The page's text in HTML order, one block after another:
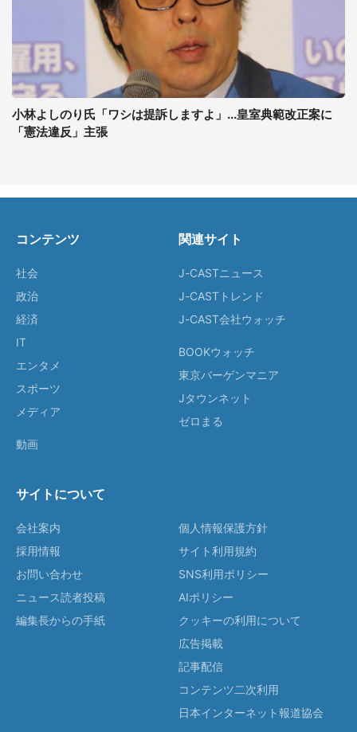
小林よしのり氏「ワシは提訴しますよ」...皇室典範改正案に
「憲法違反」主張
コンテンツ
社会
政治
経済
IT
エンタメ
スポーツ
メディア
動画
関連サイト
J-CASTニュース
J-CASTトレンド
J-CAST会社ウォッチ
BOOKウォッチ
東京バーゲンマニア
Jタウンネット
ゼロまる
サイトについて
会社案内
採用情報
お問い合わせ
ニュース読者投稿
編集長からの手紙
個人情報保護方針
サイト利用規約
SNS利用ポリシー
AIポリシー
クッキーの利用について
広告掲載
記事配信
コンテンツ二次利用
日本インターネット報道協会